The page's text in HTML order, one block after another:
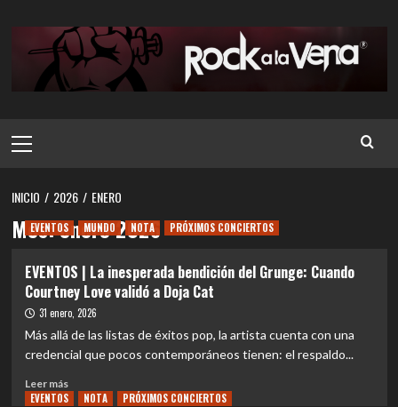
contenido
principal
INICIO 2026 ENERO
Mes:enero 2026
EVENTOS MUNDO NOTA PRÓXIMOS CONCIERTOS
EVENTOS | La inesperada bendición del Grunge: Cuando
Courtney Love validó a Doja Cat
31 enero, 2026
Más allá de las listas de éxitos pop, la artista cuenta con una
credencial que pocos contemporáneos tienen: el respaldo...
Leer másLeer
más
EVENTOS NOTA PRÓXIMOS CONCIERTOS